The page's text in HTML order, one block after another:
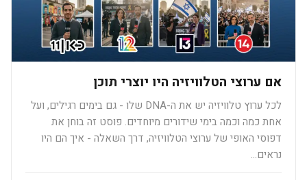
אם ערוצי הטלוויזיה היו יוצרי תוכן
לכל ערוץ טלוויזיה יש את ה-DNA שלו - גם בימים רגילים, ועל
אחת כמה וכמה בימי שידורים מיוחדים. פוסט זה בוחן את
דפוסי האופי של ערוצי הטלוויזיה, דרך השאלה - איך הם היו
נראים…